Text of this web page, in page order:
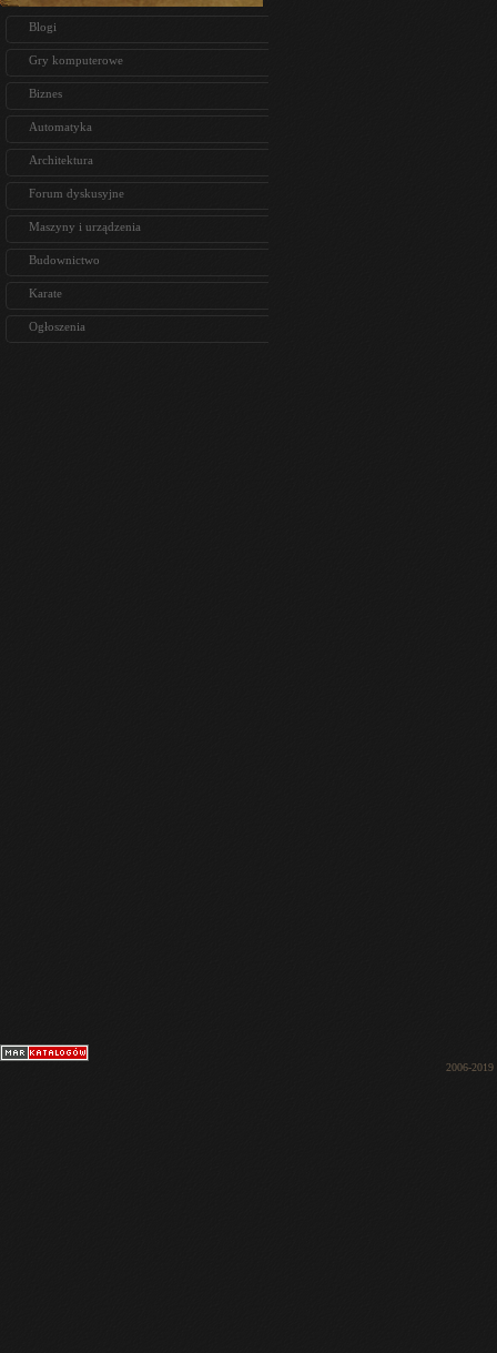
Blogi
Gry komputerowe
Biznes
Automatyka
Architektura
Forum dyskusyjne
Maszyny i urządzenia
Budownictwo
Karate
Ogłoszenia
2006-